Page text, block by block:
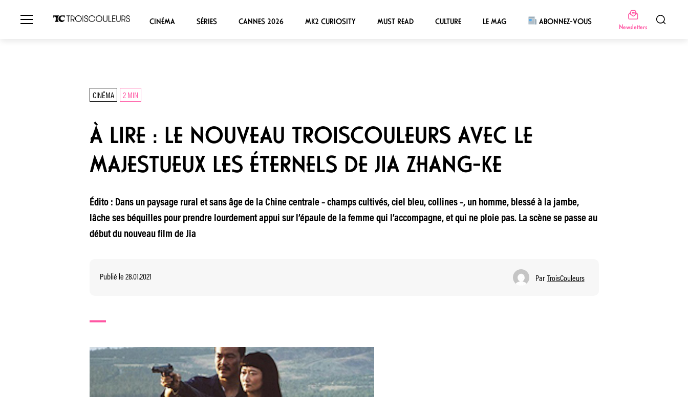
CINÉMA SÉRIES CANNES 2026 MK2 CURIOSITY MUST READ CULTURE LE MAG ABONNEZ-VOUS
Newsletters
CINÉMA 2 MIN
À LIRE : LE NOUVEAU TROISCOULEURS AVEC LE
MAJESTUEUX LES ÉTERNELS DE JIA ZHANG-KE
Édito : Dans un paysage rural et sans âge de la Chine centrale – champs cultivés, ciel bleu, collines –, un homme, blessé à la jambe,
lâche ses béquilles pour prendre lourdement appui sur l’épaule de la femme qui l’accompagne, et qui ne ploie pas. La scène se passe au
début du nouveau film de Jia
Publié le 28.01.2021 Par TroisCouleurs